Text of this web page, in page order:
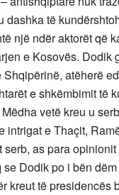
dashka të
një ndër aktorët që
e Kosovës.
atëherë
e shkëmbimit të
vetë kreu u
intrigat e Thaçit,
as para
Dodik po i bën
kreut të